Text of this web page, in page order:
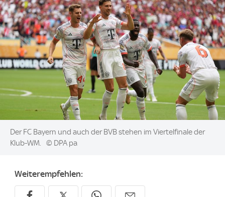
Image:
Der FC Bayern und auch der BVB stehen im Viertelfinale der
Klub-WM.
© DPA pa
Weiterempfehlen: